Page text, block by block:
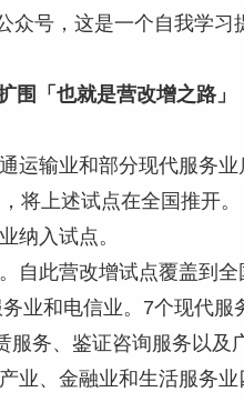
众号，这是一个自我学
围「也就是营改增之路
运输业和部分现代服务
将上述试点在全国推开。
纳入试点。
自此营改增试点覆盖到全
业和电信业。7个现代
务、鉴证咨询服务以及
业、金融业和生活服务